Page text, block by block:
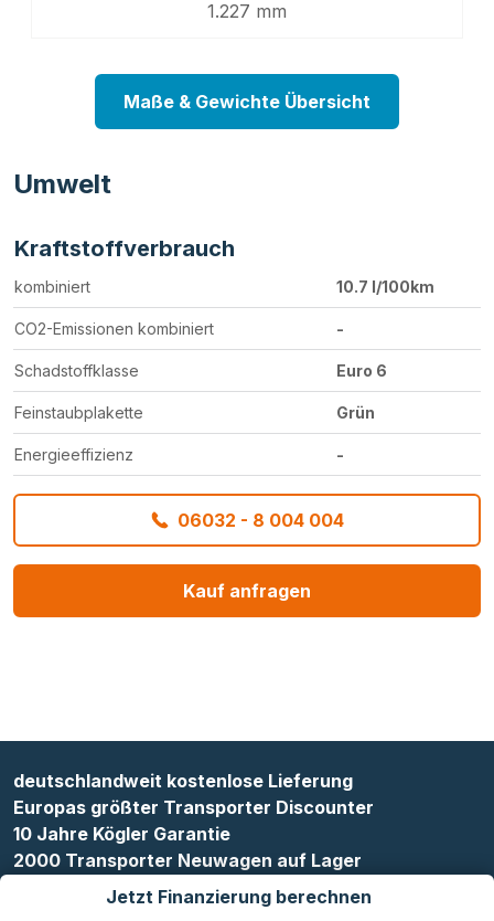
1.227 mm
Maße & Gewichte Übersicht
Umwelt
Kraftstoffverbrauch
kombiniert 10.7 l/100km
CO2-Emissionen kombiniert -
Schadstoffklasse Euro 6
Feinstaubplakette Grün
Energieeffizienz -
06032 - 8 004 004
Kauf anfragen
Jetzt Finanzierung berechnen
deutschlandweit kostenlose Lieferung
Europas größter Transporter Discounter
10 Jahre Kögler Garantie
2000 Transporter Neuwagen auf Lager